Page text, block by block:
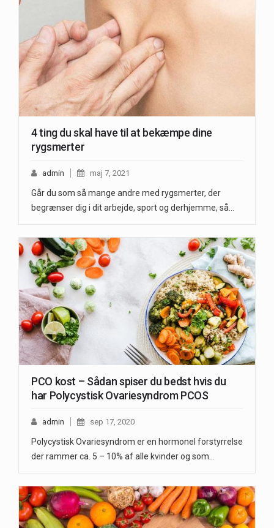
4 ting du skal have til at bekæmpe dine
rygsmerter
admin maj 7, 2021
Går du som så mange andre med rygsmerter, der
begrænser dig i dit arbejde, sport og derhjemme, så…
PCO kost – Sådan spiser du bedst hvis du
har Polycystisk Ovariesyndrom PCOS
admin sep 17, 2020
Polycystisk Ovariesyndrom er en hormonel forstyrrelse
der rammer ca. 5 – 10% af alle kvinder og som…